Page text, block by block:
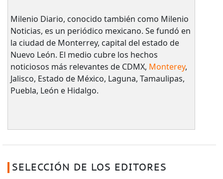
Milenio Diario, conocido también como Milenio
Noticias, es un periódico mexicano. Se fundó en
la ciudad de Monterrey, capital del estado de
Nuevo León. El medio cubre los hechos
noticiosos más relevantes de CDMX, Monterey,
Jalisco, Estado de México, Laguna, Tamaulipas,
Puebla, León e Hidalgo.
SELECCIÓN DE LOS EDITORES